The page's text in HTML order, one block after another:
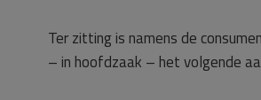
Ter zitting is namens de
– in hoofdzaak – het volgende